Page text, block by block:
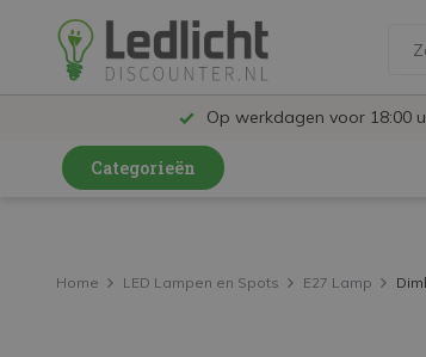
Op werkdagen voor 18:00
Categorieën
LED Railspots
Home LED Lampen en Spots E27 Lamp